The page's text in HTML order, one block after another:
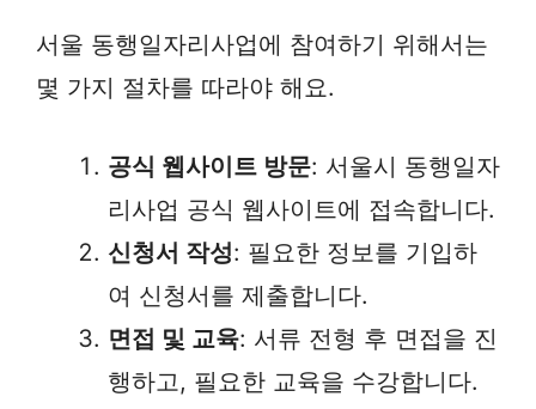
서울 동행일자리사업에 참여하기 위해서는
몇 가지 절차를 따라야 해요.
공식 웹사이트 방문: 서울시 동행일자
리사업 공식 웹사이트에 접속합니다.
신청서 작성: 필요한 정보를 기입하
여 신청서를 제출합니다.
면접 및 교육: 서류 전형 후 면접을 진
행하고, 필요한 교육을 수강합니다.